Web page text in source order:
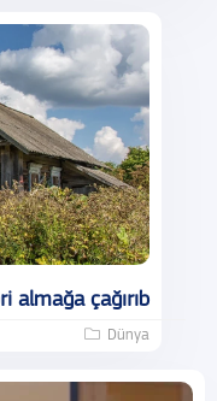
almağa çağırıb
Dünya